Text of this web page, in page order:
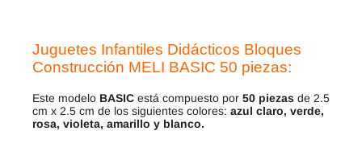
Juguetes Infantiles Didácticos Bloques
Construcción MELI BASIC 50 piezas:
Este modelo BASIC está compuesto por 50 piezas de 2.5
cm x 2.5 cm de los siguientes colores: azul claro, verde,
rosa, violeta, amarillo y blanco.